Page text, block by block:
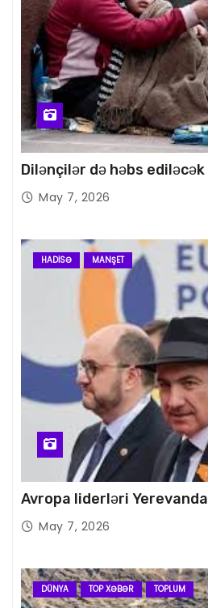
Dilənçilər də həbs ediləcək
May 7, 2026
HADISƏ MANŞET
Avropa liderləri Yerevanda
May 7, 2026
DÜNYA TOP XƏBƏR TOPLUM